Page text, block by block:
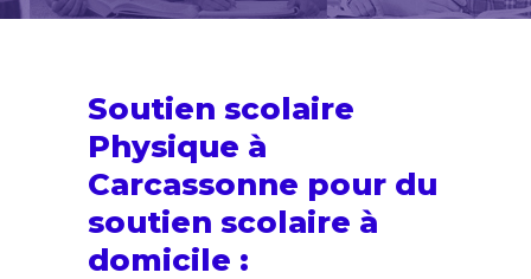
Soutien scolaire
Physique à
Carcassonne pour du
soutien scolaire à
domicile :